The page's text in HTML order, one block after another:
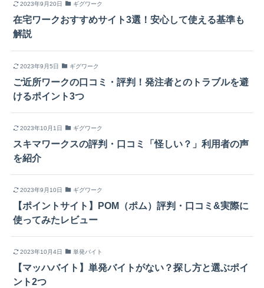
2023年9月20日 ギグワーク
在宅ワークおすすめサイト3選！安心して使える基準も
解説
2023年9月5日 ギグワーク
ご近所ワークの口コミ・評判！発注者とのトラブルを避
けるポイント3つ
2023年10月1日 ギグワーク
スキマワークスの評判・口コミ「怪しい？」利用者の声
を紹介
2023年9月10日 ギグワーク
【ポイントサイト】POM（ポム）評判・口コミ&実際に
使ってみたレビュー
2023年10月4日 単発バイト
【マッハバイト】単発バイトがない？探し方と選ぶポイ
ント2つ